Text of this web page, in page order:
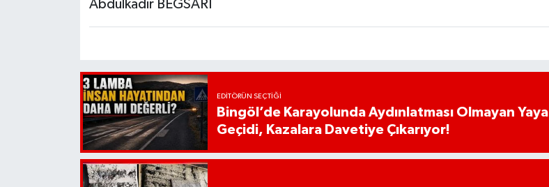
Abdulkadir BEĞSARI
EDITÖRÜN SEÇTIĞI
Bingöl’de Karayolunda Aydınlatması Olmayan Yaya
Geçidi, Kazalara Davetiye Çıkarıyor!